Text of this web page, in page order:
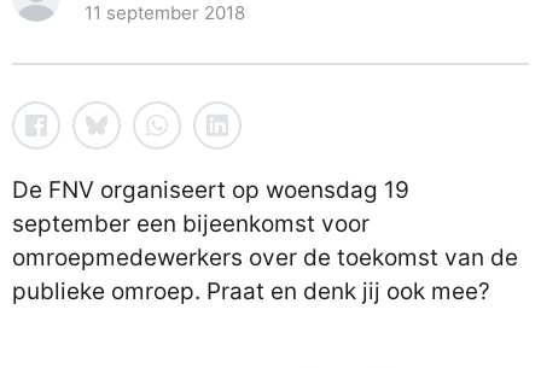
11 september 2018
De FNV organiseert op woensdag 19
september een bijeenkomst voor
omroepmedewerkers over de toekomst van de
publieke omroep. Praat en denk jij ook mee?